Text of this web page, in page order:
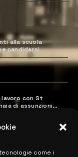
come i
alla scuola
candidarsi
con St
di assunzioni